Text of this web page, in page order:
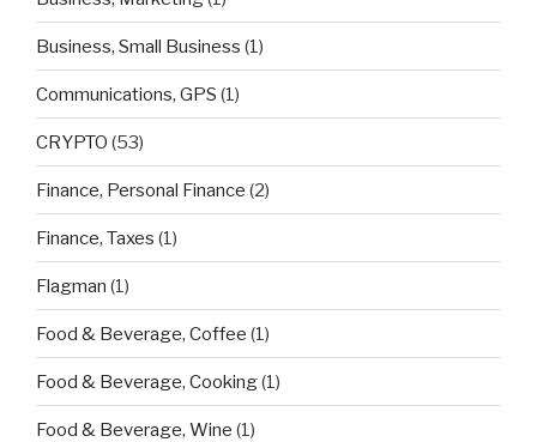
Business, Small Business (1)
Communications, GPS (1)
CRYPTO (53)
Finance, Personal Finance (2)
Finance, Taxes (1)
Flagman (1)
Food & Beverage, Coffee (1)
Food & Beverage, Cooking(1)
Food & Beverage, Wine (1)